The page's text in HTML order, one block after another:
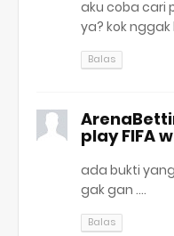
aku coba cari
ya? kok
Balas
play FIFA
ada bukti
gak gan ....
Balas